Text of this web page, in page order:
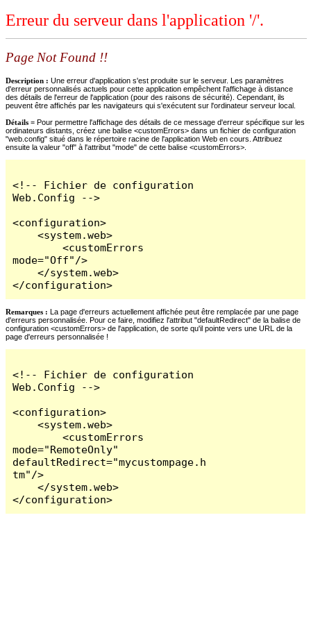
Erreur du serveur dans l'application '/'.
Page Not Found !!
Description : Une erreur d'application s'est produite sur le serveur. Les paramètres
d'erreur personnalisés actuels pour cette application empêchent l'affichage à distance
des détails de l'erreur de l'application (pour des raisons de sécurité). Cependant, ils
peuvent être affichés par les navigateurs qui s'exécutent sur l'ordinateur serveur local.
Détails = Pour permettre l'affichage des détails de ce message d'erreur spécifique sur les
ordinateurs distants, créez une balise <customErrors> dans un fichier de configuration
"web.config" situé dans le répertoire racine de l'application Web en cours. Attribuez
ensuite la valeur "off" à l'attribut "mode" de cette balise <customErrors>.
<!-- Fichier de configuration
Web.Config -->
<configuration>
    <system.web>
        <customErrors
mode="Off"/>
    </system.web>
</configuration>
Remarques : La page d'erreurs actuellement affichée peut être remplacée par une page
d'erreurs personnalisée. Pour ce faire, modifiez l'attribut "defaultRedirect" de la balise de
configuration <customErrors> de l'application, de sorte qu'il pointe vers une URL de la
page d'erreurs personnalisée !
<!-- Fichier de configuration
Web.Config -->
<configuration>
    <system.web>
        <customErrors
mode="RemoteOnly"
defaultRedirect="mycustompage.h
tm"/>
    </system.web>
</configuration>